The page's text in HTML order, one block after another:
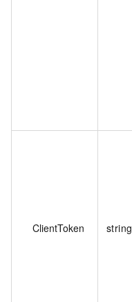
ClientToken string